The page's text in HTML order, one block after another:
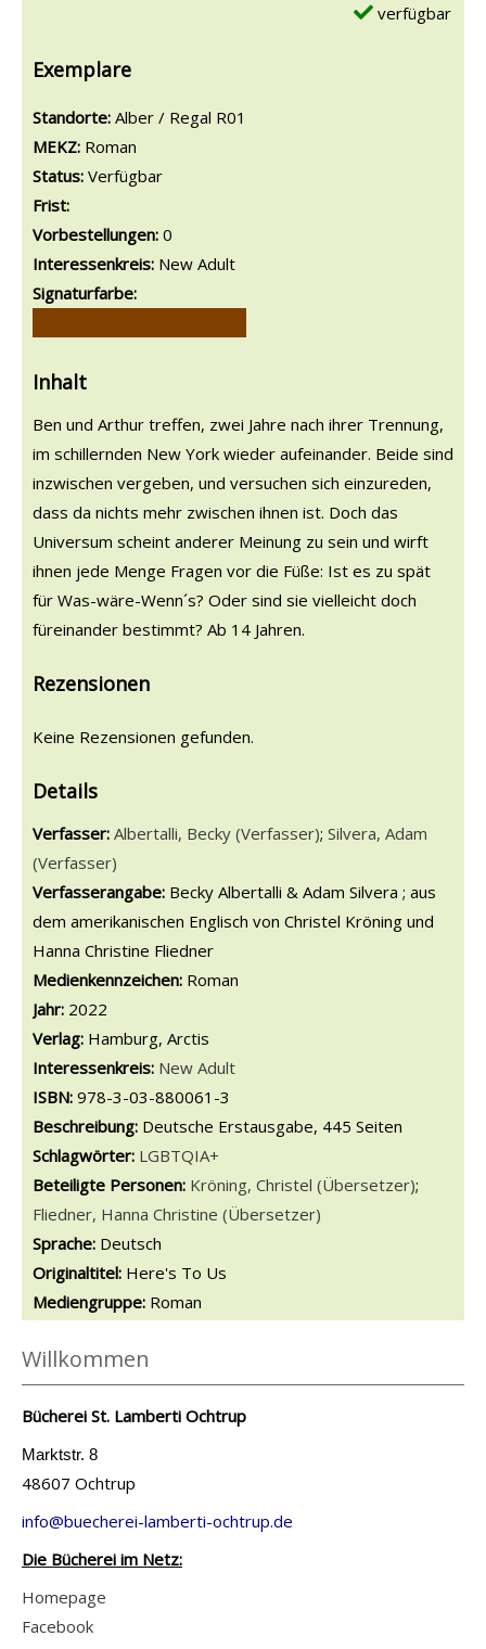
verfügbar
Exemplare
Standorte: Alber / Regal R01
MEKZ: Roman
Status: Verfügbar
Frist:
Vorbestellungen: 0
Interessenkreis: New Adult
Signaturfarbe:
Inhalt
Ben und Arthur treffen, zwei Jahre nach ihrer Trennung,
im schillernden New York wieder aufeinander. Beide sind
inzwischen vergeben, und versuchen sich einzureden,
dass da nichts mehr zwischen ihnen ist. Doch das
Universum scheint anderer Meinung zu sein und wirft
ihnen jede Menge Fragen vor die Füße: Ist es zu spät
für Was-wäre-Wenn´s? Oder sind sie vielleicht doch
füreinander bestimmt? Ab 14 Jahren.
Rezensionen
Keine Rezensionen gefunden.
Details
Verfasser: Suche nach diesem Verfasser
Albertalli, Becky (Verfasser); Silvera, Adam
(Verfasser)
Verfasserangabe: Becky Albertalli & Adam Silvera ; aus
dem amerikanischen Englisch von Christel Kröning und
Hanna Christine Fliedner
Medienkennzeichen: Roman
Jahr: 2022
Verlag: Hamburg, Arctis
opens in new tab
Diesen Link in neuem Tab öffnen
Suche nach dieser Systematik
Interessenkreis: Suche nach diesem Interessenskreis
New Adult
ISBN: 978-3-03-880061-3
Beschreibung: Deutsche Erstausgabe, 445 Seiten
Schlagwörter: LGBTQIA+
Beteiligte Personen: Suche nach dieser Beteiligten Person
Kröning, Christel (Übersetzer);
Fliedner, Hanna Christine (Übersetzer)
Sprache: Deutsch
Originaltitel: Here's To Us
Mediengruppe: Roman
Willkommen
Bücherei St. Lamberti Ochtrup
Marktstr. 8
48607 Ochtrup
info@buecherei-lamberti-ochtrup.de
Die Bücherei im Netz:
Homepage
Facebook